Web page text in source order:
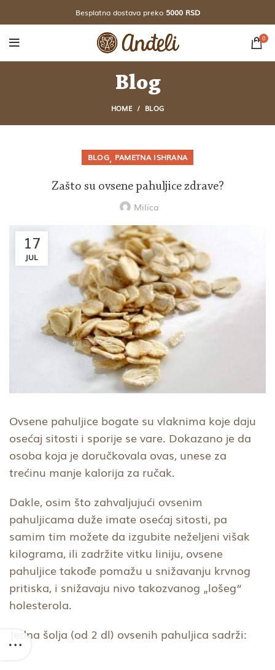
Besplatna dostava preko5000 RSD
0
Blog
HOME BLOG
BLOG, PAMETNA ISHRANA
Zašto su ovsene pahuljice zdrave?
Milica
17
JUL
Ovsene pahuljice bogate su vlaknima koje daju
osećaj sitosti i sporije se vare. Dokazano je da
osoba koja je doručkovala ovas, unese za
trećinu manje kalorija za ručak.
Dakle, osim što zahvaljujući ovsenim
pahuljicama duže imate osećaj sitosti, pa
samim tim možete da izgubite neželjeni višak
kilograma, ili zadržite vitku liniju, ovsene
pahuljice takođe pomažu u snižavanju krvnog
pritiska, i snižavaju nivo takozvanog „lošeg“
holesterola.
Jedna šolja (od 2 dl) ovsenih pahuljica sadrži: